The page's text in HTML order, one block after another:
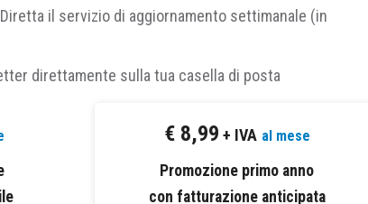
quindi, che gioca sulcriterio di liquidazione delle
del processo tributario, introducendo, per la
(non applicabile a questo punto al processo
il servizio di aggiornamento settimanale (in
direttamente sulla tua casella di posta
€ 8,99 + IVA al mese
Promozione primo anno
con fatturazione anticipata